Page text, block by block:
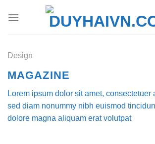
Design
MAGAZINE
Lorem ipsum dolor sit amet, consectetuer
sed diam nonummy nibh euismod
dolore magna aliquam erat volutpat